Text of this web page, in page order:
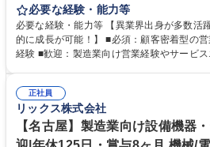
調達も含めた幅広い提案力と自由な発想力
顧客の役に立つ課題解決を目指します。 ◆モノ売りに留まらず、顧客ニー
ズや課題を主体的に捉え、それらを解決す
を幅広い選択肢から提案ができます。 ◆自
メーカー商社の強みを活かし、技術部門と
スもあります。 募集職種 【東京】法人営業＜第二新卒・未経験歓迎＞ ◆
福利厚生充実/賞与8ヶ月
必要な経験・能力等
必要な経験・能力等 【異業界出身が多数活
的に成長が可能！】 ■必須：顧客密着型の
経験 ■歓迎：製造業向け営業経験やサービ
s://www.rix.co.jp/recruit/new/interviews/
＞組織横断でノウハウ共有を進める文化が
通じて、他拠点での成功事例や次の1手に
組みがあります。日々改善を図れる環境が整っていま
正社員
リックス株式会社
【名古屋】製造業向け設備機器